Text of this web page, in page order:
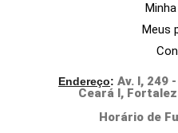
Meus
Endereço: Av. I, 249
Ceará I,
Horário de